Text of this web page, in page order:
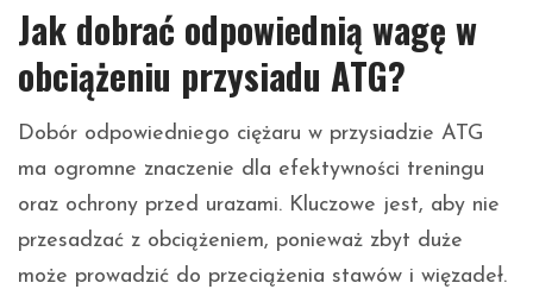
Jak dobrać odpowiednią wagę w
obciążeniu przysiadu ATG?
Dobór odpowiedniego ciężaru w przysiadzie ATG
ma ogromne znaczenie dla efektywności treningu
oraz ochrony przed urazami. Kluczowe jest, aby nie
przesadzać z obciążeniem, ponieważ zbyt duże
może prowadzić do przeciążenia stawów i więzadeł.